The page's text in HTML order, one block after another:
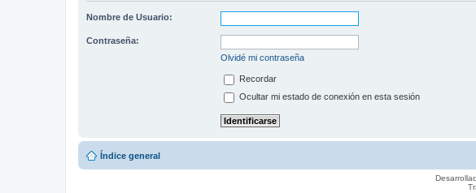
Nombre de Usuario:
Contraseña:
Olvidé mi contraseña
Recordar
Ocultar mi estado de conexión en esta sesión
Índice general